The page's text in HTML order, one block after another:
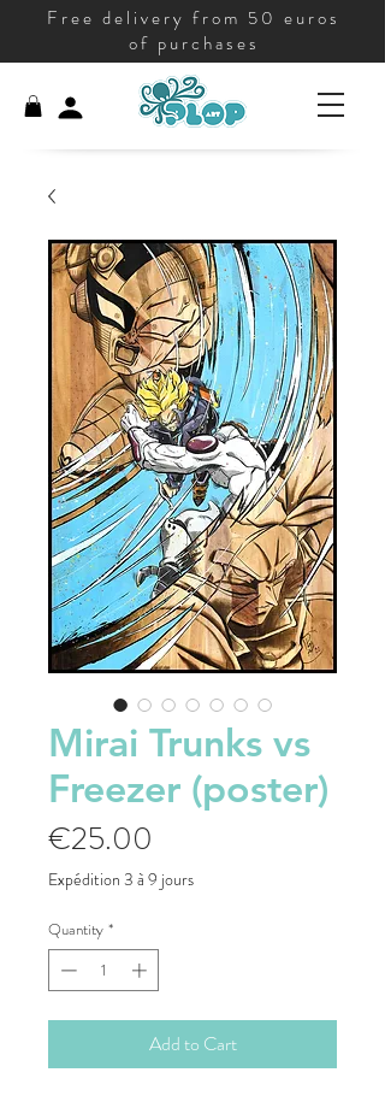
Free delivery from 50 euros
of purchases
Mirai Trunks vs
Freezer (poster)
€25.00
Expédition 3 à 9 jours
Quantity *
Add to Cart